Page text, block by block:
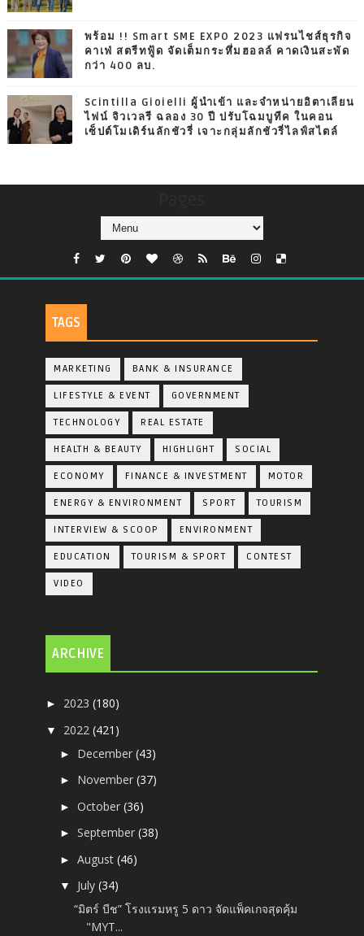
พร้อม !! Smart SME EXPO 2023 แฟรนไชส์ธุรกิจ
คาเฟ่ สตรีทฟู้ด จัดเต็มกระหึ่มฮอลล์ คาดเงินสะพัด
กว่า 400 ลบ.
Scintilla Gioielli ผู้นำเข้า และจำหน่ายอิตาเลียน
ไฟน์ จิวเวลรี ฉลอง 30 ปี ปรับโฉมบูทีค ในคอน
เซ็ปต์โมเดิร์นลักชัวรี่ เจาะกลุ่มลักชัวรี่ไลฟ์สไตล์
TAGS
MARKETING BANK & INSURANCE
LIFESTYLE & EVENT GOVERNMENT
TECHNOLOGY REAL ESTATE
HEALTH & BEAUTY HIGHLIGHT SOCIAL
ECONOMY FINANCE & INVESTMENT MOTOR
ENERGY & ENVIRONMENT SPORT TOURISM
INTERVIEW & SCOOP ENVIRONMENT
EDUCATION TOURISM & SPORT CONTEST
VIDEO
ARCHIVE
► 2023(180)
▼ 2022(421)
► December(43)
► November(37)
►October(36)
►September(38)
►August(46)
▼ July(34)
“มิตร์ บีช” โรงแรมหรู 5 ดาว จัดแพ็คเกจสุดคุ้ม
"MYT...